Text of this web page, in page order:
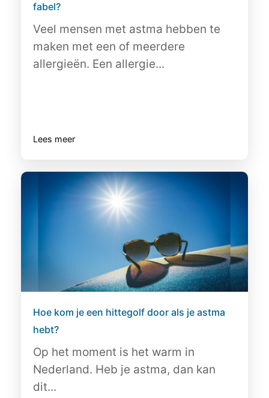
fabel?
Veel mensen met astma hebben te
maken met een of meerdere
allergieën. Een allergie...
Lees meer
Hoe kom je een hittegolf door als je astma
hebt?
Op het moment is het warm in
Nederland. Heb je astma, dan kan
dit...